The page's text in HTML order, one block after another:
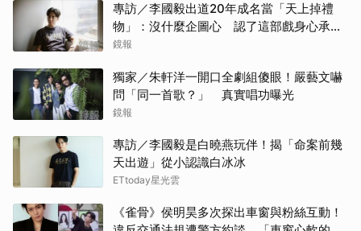
戶田
朴恩
柳樂
金
專訪／李國毅出道20年成名當「天上掉禮
物」：沒什麼企圖心 認了這部戲身心承受
壓力最大
鏡報
獨家／朱軒洋一開口全劇組傻眼！嚴藝文嚇
問「同一首歌？」 真實唱功曝光
鏡報
專訪／李國毅是白曉燕玩伴！揭「命案前幾
天出遊」從小認識白冰冰
ETtoday星光雲
《雀骨》侯明昊多次探出車窗與粉絲互動！